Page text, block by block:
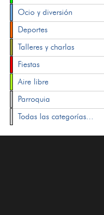
Ocio y diversión
Deportes
Talleres y charlas
Fiestas
Aire libre
Parroquia
Todas las categorías...